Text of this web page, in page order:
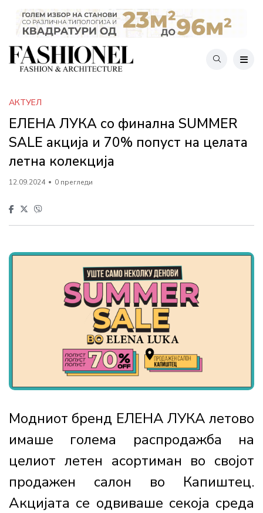
АКТУЕЛ
ЕЛЕНА ЛУКА со финална SUMMER
SALE акција и 70% попуст на целата
летна колекција
12.09.2024 0 прегледи
Модниот бренд ЕЛЕНА ЛУКА летово
имаше голема распродажба на
целиот летен асортиман во својот
продажен салон во Капиштец.
Акцијата се одвиваше секоја среда